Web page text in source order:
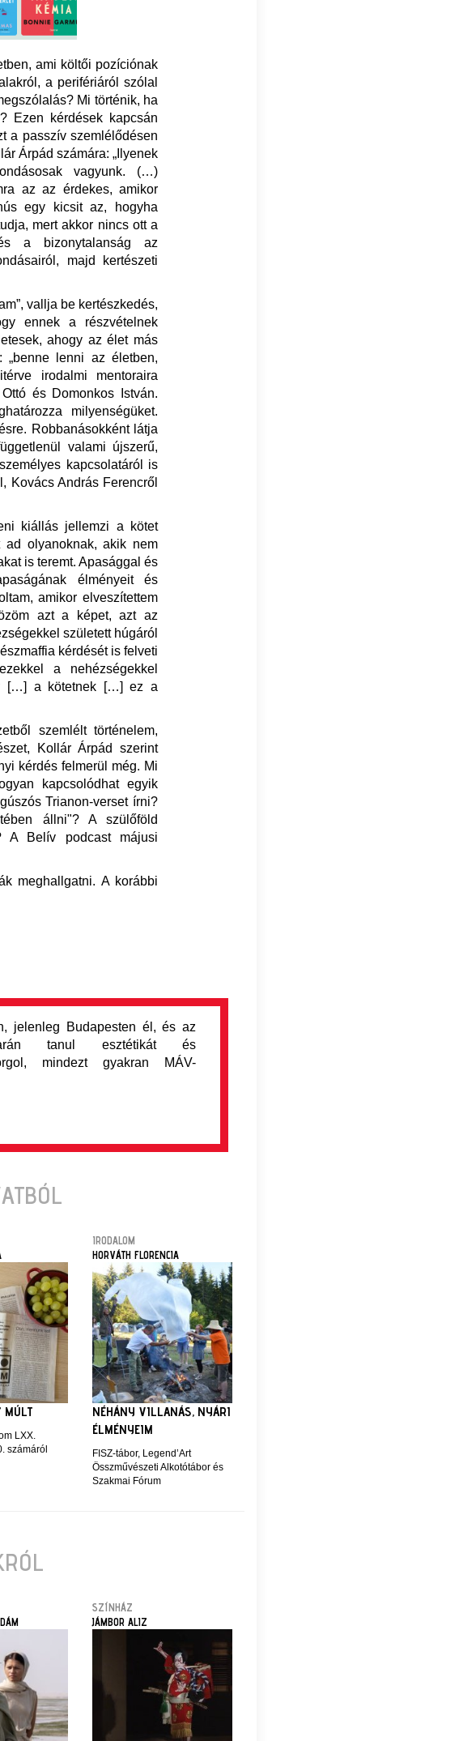
ami költői pozíciónak
a perifériáról szólal
Mi történik, ha
Ezen kérdések kapcsán
a passzív szemlélődésen
Árpád számára: „Ilyenek
vagyunk. (…)
az az érdekes, amikor
egy kicsit az, hogyha
mert akkor nincs ott a
a bizonytalanság az
majd kertészeti
vallja be kertészkedés,
ennek a részvételnek
ahogy az élet más
lenni az életben,
irodalmi mentoraira
és Domonkos István.
milyenségüket.
Robbanásokként látja
valami újszerű,
kapcsolatáról is
Kovács András Ferencről
kiállás jellemzi a kötet
ad olyanoknak, akik nem
is teremt. Apasággal és
élményeit és
amikor elveszítettem
azt a képet, azt az
született húgáról
kérdését is felveti
a nehézségekkel
[…] a kötetnek […] ez a
szemlélt történelem,
Kollár Árpád szerint
kérdés felmerül még. Mi
kapcsolódhat egyik
Trianon-verset írni?
állni"? A szülőföld
A Belív podcast májusi
meghallgatni. A korábbi
jelenleg Budapesten él, és az
tanul esztétikát és
mindezt gyakran MÁV-
MÚLT
LXX.
számáról
IRODALOM
HORVÁTH FLORENCIA
NÉHÁNY VILLANÁS, NYÁRI
ÉLMÉNYEIM
FISZ-tábor, Legend’Art
Összművészeti Alkotótábor és
Szakmai Fórum
SZÍNHÁZ
JÁMBOR ALIZ